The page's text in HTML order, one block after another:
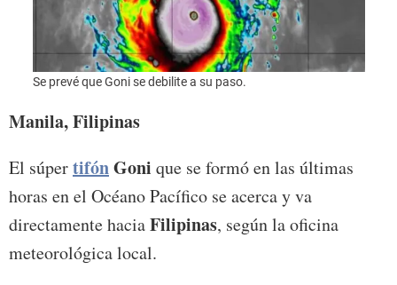
Se prevé que Goni se debilite a su paso.
Manila, Filipinas
El súpertifónGoni que se formó en las últimas
horas en el Océano Pacífico se acerca y va
directamente haciaFilipinas, según la oficina
meteorológica local.